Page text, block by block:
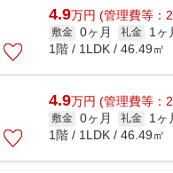
4.9万円 (管理費等：
敷金 0ヶ月 礼金
1ヶ
1階 / 1LDK / 46.49㎡
4.9万円 (管理費等：
敷金 0ヶ月 礼金
1ヶ
1階 / 1LDK / 46.49㎡